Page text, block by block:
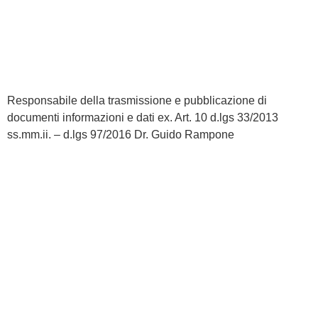
Responsabile della trasmissione e pubblicazione di
documenti informazioni e dati ex. Art. 10 d.lgs 33/2013
ss.mm.ii. – d.lgs 97/2016 Dr. Guido Rampone